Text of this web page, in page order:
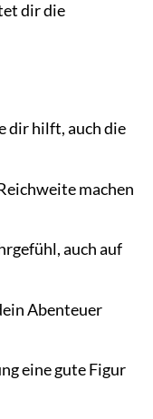
dir die
dir hilft, auch die
machen
auch auf
Abenteuer
eine gute Figur